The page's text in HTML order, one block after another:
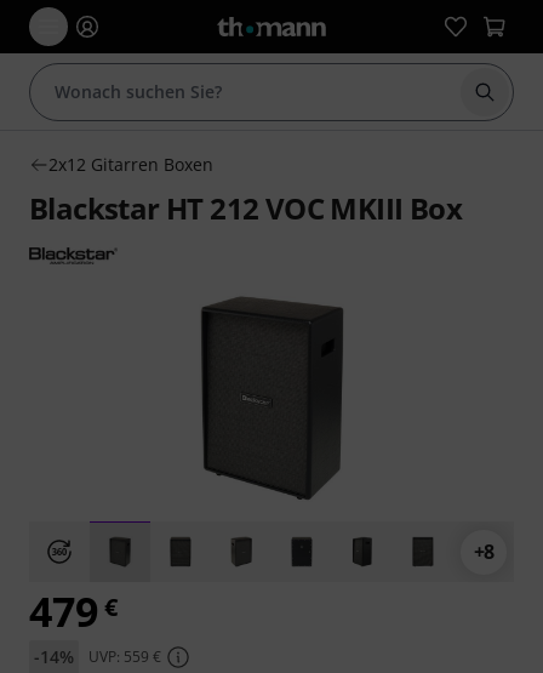
Suche
2x12 Gitarren Boxen
Blackstar HT 212 VOC MKIII Box
+8
479 €
-14% UVP: 559 €